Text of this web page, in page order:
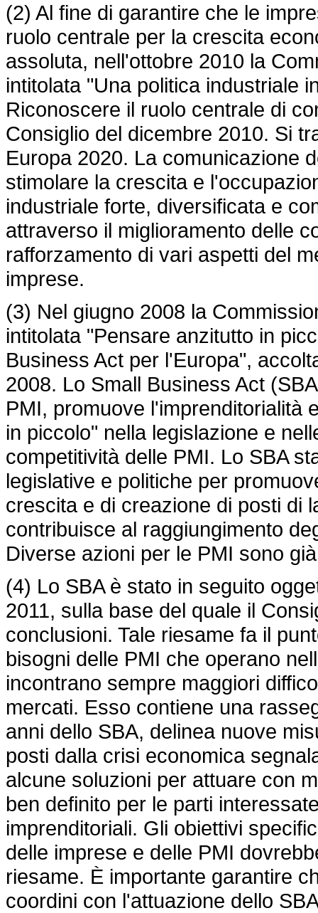
(2) Al fine di garantire che le
ruolo centrale per la crescita
assoluta, nell'ottobre 2010 la
intitolata "Una politica industriale
Riconoscere il ruolo centrale di
Consiglio del dicembre 2010. Si
Europa 2020. La comunicazione
stimolare la crescita e
industriale forte, diversificata e
attraverso il miglioramento delle
rafforzamento di vari aspetti del
imprese.
(3) Nel giugno 2008 la
intitolata "Pensare anzitutto in
Business Act per l'Europa",
2008. Lo Small Business Act
PMI, promuove l'imprenditorialità
in piccolo" nella legislazione e
competitività delle PMI. Lo SBA
legislative e politiche per
crescita e di creazione di posti di
contribuisce al raggiungimento
Diverse azioni per le PMI sono
(4) Lo SBA è stato in seguito
2011, sulla base del quale il
conclusioni. Tale riesame fa il
bisogni delle PMI che operano
incontrano sempre maggiori
mercati. Esso contiene una
anni dello SBA, delinea nuove
posti dalla crisi economica
alcune soluzioni per attuare con
ben definito per le parti
imprenditoriali. Gli obiettivi
delle imprese e delle PMI
riesame. È importante garantire
coordini con l'attuazione dello